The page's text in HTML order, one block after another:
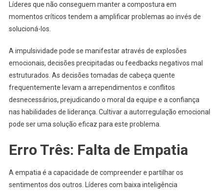
Líderes que não conseguem manter a compostura em
momentos críticos tendem a amplificar problemas ao invés de
solucioná-los.
A impulsividade pode se manifestar através de explosões
emocionais, decisões precipitadas ou feedbacks negativos mal
estruturados. As decisões tomadas de cabeça quente
frequentemente levam a arrependimentos e conflitos
desnecessários, prejudicando o moral da equipe e a confiança
nas habilidades de liderança. Cultivar a autorregulação emocional
pode ser uma solução eficaz para este problema.
Erro Três: Falta de Empatia
A empatia é a capacidade de compreender e partilhar os
sentimentos dos outros. Líderes com baixa inteligência